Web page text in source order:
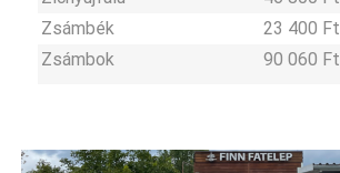
Zsámbék
23 400 Ft
Zsámbok
90 060 Ft